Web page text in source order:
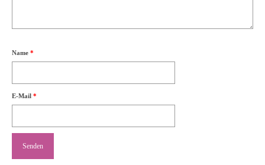
Name *
E-Mail *